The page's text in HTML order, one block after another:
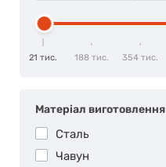
21 тис. 188 тис. 354 тис.
Матеріал виготовлення
Сталь
Чавун